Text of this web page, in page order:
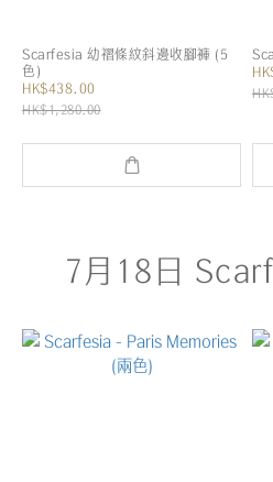
Scarfesia 幼褶條紋斜邊收腳褲 (5
色)
HK$438.00
HK$1,280.00
7月18日